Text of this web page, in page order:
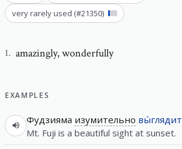
very rarely used (#21350)
1. amazingly,wonderfully
EXAMPLES
Фудзияма изумительно вы́глядит
Mt. Fuji is a beautiful sight at sunset.